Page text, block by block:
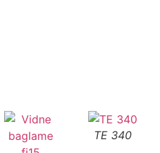
TE 340